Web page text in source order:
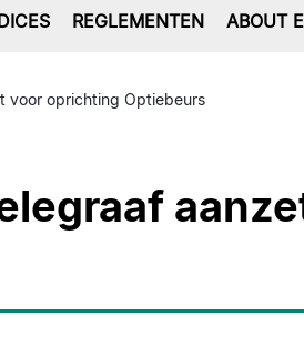
REGLEMENTEN ABOUT
voor oprichting Optiebeurs